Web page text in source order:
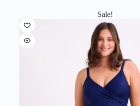
πολλαπλές
παραλλαγές.
Οι
επιλογές
μπορούν
να
επιλεγούν
στη
σελίδα
του
προϊόντος
Sale!